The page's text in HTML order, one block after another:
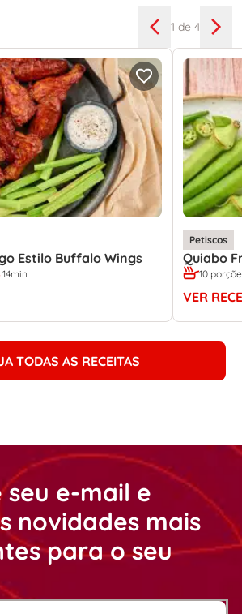
1 de 4
Estilo Buffalo Wings
14min
Petiscos
Quiabo
10
VER
TODAS AS RECEITAS
seu e-mail e
novidades mais
para o seu